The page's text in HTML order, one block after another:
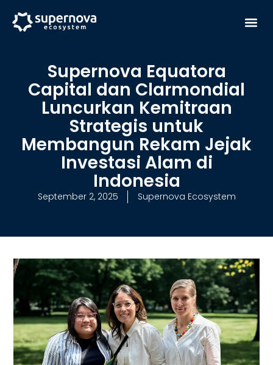
Supernova Equatora
Capital dan Clarmondial
Luncurkan Kemitraan
Strategis untuk
Membangun Rekam Jejak
Investasi Alam di
Indonesia
September 2, 2025 Supernova Ecosystem